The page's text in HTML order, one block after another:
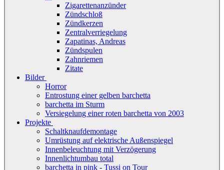
Zigarettenanzünder
Zündschloß
Zündkerzen
Zentralverriegelung
Zapatinas, Andreas
Zündspulen
Zahnriemen
Zitate
Bilder
Horror
Entrostung einer gelben barchetta
barchetta im Sturm
Versiegelung einer roten barchetta von 2003
Projekte
Schaltknaufdemontage
Umrüstung auf elektrische Außenspiegel
Innenbeleuchtung mit Verzögerung
Innenlichtumbau total
barchetta in pink - Tussi on Tour